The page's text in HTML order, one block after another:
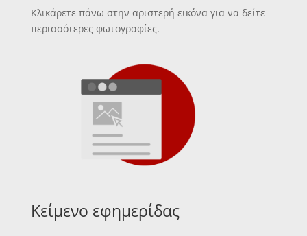
Κλικάρετε πάνω στην αριστερή εικόνα για να δείτε
περισσότερες φωτογραφίες.
Κείμενο εφημερίδας